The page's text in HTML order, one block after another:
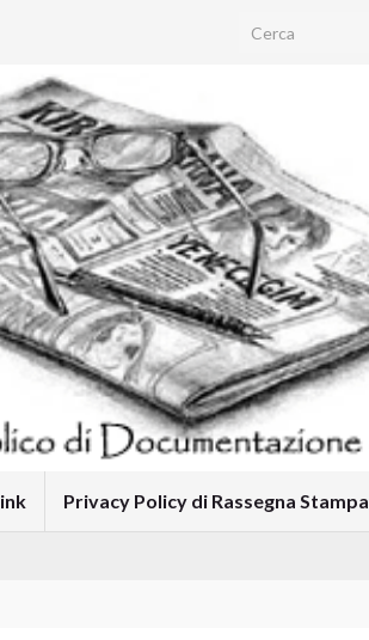
Search for:
Privacy Policy di Rassegna Stampa